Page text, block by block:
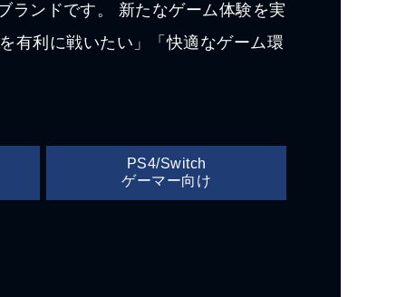
ランドです。 新たなゲーム体験を実
有利に戦いたい」「快適なゲーム環
PS4/Switch
ゲーマー向け